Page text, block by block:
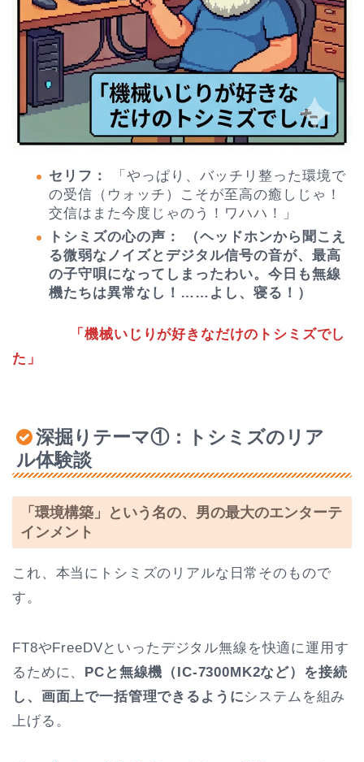
セリフ：
「やっぱり、バッチリ整った環境で
の受信（ウォッチ）こそが至高の癒しじゃ！
交信はまた今度じゃのう！ワハハ！」
トシミズの心の声：
（ヘッドホンから聞こえ
る微弱なノイズとデジタル信号の音が、最高
の子守唄になってしまったわい。今日も無線
機たちは異常なし！……よし、寝る！）
「機械いじりが好きなだけのトシミズでし
た」
深掘りテーマ①：トシミズのリア
ル体験談
「環境構築」という名の、男の最大のエンターテ
インメント
これ、本当にトシミズのリアルな日常そのもので
す。
FT8やFreeDVといったデジタル無線を快適に運用す
るために、 PCと無線機（IC-7300MK2など）を接続
し、画面上で一括管理できるようにシステムを組み
上げる。